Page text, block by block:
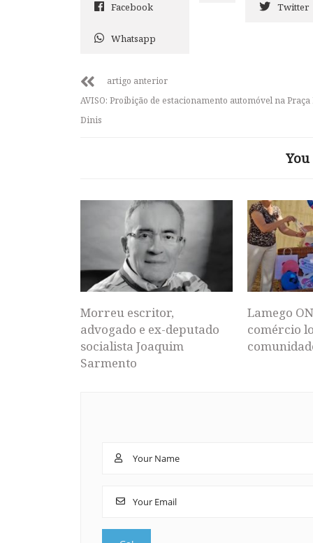
Facebook Twitter
Whatsapp
artigo anterior
AVISO: Proibição de estacionamento automóvel na Praça
Dinis
Morreu escritor,
advogado e ex-deputado
socialista Joaquim
Sarmento
Lamego
comércio